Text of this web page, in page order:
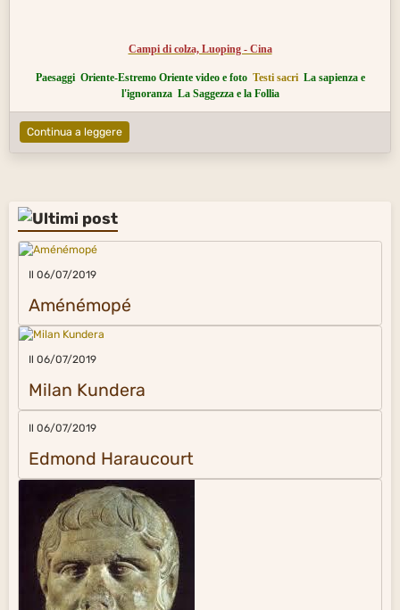
Campi di colza, Luoping - Cina
Paesaggi Oriente-Estremo Oriente video e foto Testi sacri La sapienza e
l'ignoranza La Saggezza e la Follia
Continua a leggere
Il 06/07/2019
Aménémopé
Il 06/07/2019
Milan Kundera
Il 06/07/2019
Edmond Haraucourt